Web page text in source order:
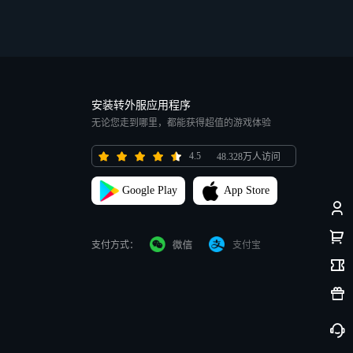
安装转外服应用程序
无论您走到哪里，都能获得超值的游戏体验
4.5 48.328万人访问
Google Play App Store
支付方式： 支付宝